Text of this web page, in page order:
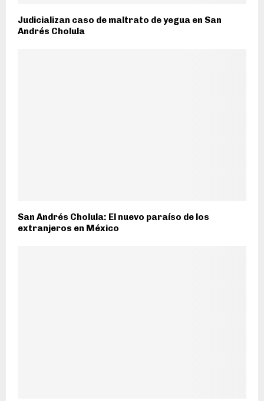
Judicializan caso de maltrato de yegua en San
Andrés Cholula
San Andrés Cholula: El nuevo paraíso de los
extranjeros en México